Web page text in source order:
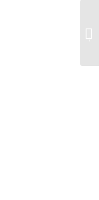
22.5]